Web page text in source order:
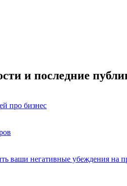
и последние
про бизнес
ваши негативные убеждения на